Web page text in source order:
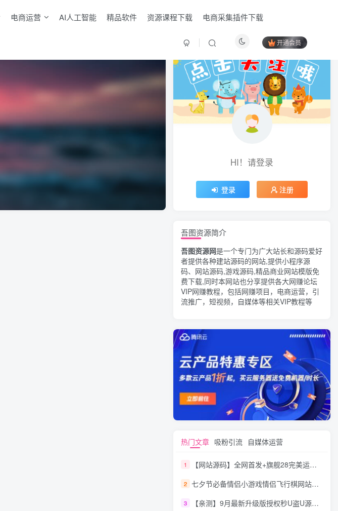
电商运营 AI人工智能 精品软件 资源课程下载 电商采集插件下载
开通会员
HI！请登录
登录 注册
HI！请登录
登录 注册
吾图资源简介
吾图资源网是一个专门为广大站长和源码爱好
者提供各种建站源码的网站,提供小程序源
码、网站源码,游戏源码,精品商业网站模版免
费下载,同时本网站也分享提供各大网赚论坛
VIP网赚教程，包括网赚项目，电商运营，引
流推广，短视频，自媒体等相关VIP教程等
热门文章 吸粉引流 自媒体运营
1 【网站源码】全网首发+旗舰28完美运营Java版高仿28圈+彩种丰富+机器人+眯牌
2 七夕节必备情侣小游戏情侣飞行棋网站源码
3 【亲测】9月最新升级版授权秒U盗U源码/四链盗U源码/自带提币接口